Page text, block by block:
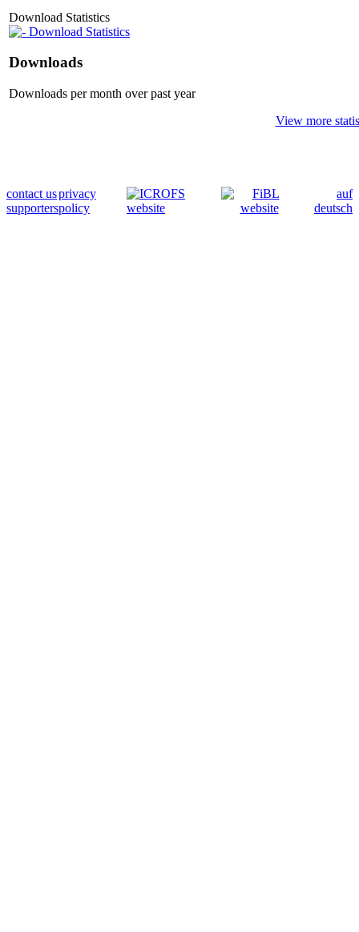
Download Statistics
Download Statistics
Downloads
Downloads per month over past year
View more
contact us
supporters
privacy
policy
auf
deutsch